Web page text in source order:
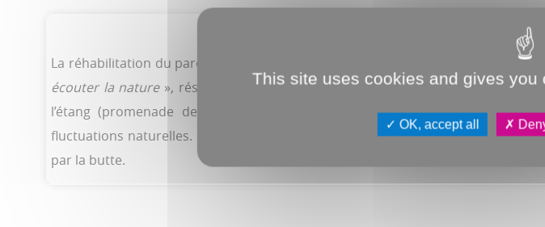
La réhabilitation du parc se poursuit depuis 2023 (réfection du labyrinthe,
écouter la nature», résume Jean-Christophe Loric, adjoint au maire
l’étang (promenade des Jours) sont actuellement repris ( jusqu’en
fluctuations naturelles. La promenade était d’ailleurs sous l’eau en février...
par la butte.
This site uses cookies and gives you
OK, accept all